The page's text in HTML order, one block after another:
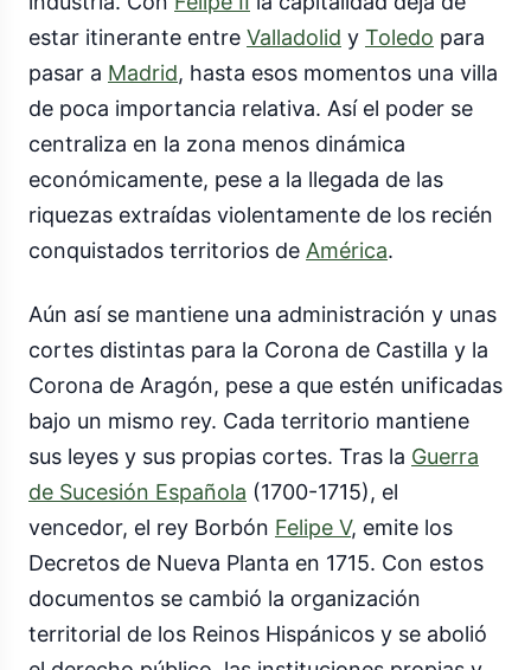
estar itinerante entre Valladolid y Toledo para
pasar a Madrid, hasta esos momentos una villa
de poca importancia relativa. Así el poder se
centraliza en la zona menos dinámica
económicamente, pese a la llegada de las
riquezas extraídas violentamente de los recién
conquistados territorios de América.
Aún así se mantiene una administración y unas
cortes distintas para la Corona de Castilla y la
Corona de Aragón, pese a que estén unificadas
bajo un mismo rey. Cada territorio mantiene
sus leyes y sus propias cortes. Tras la Guerra
de Sucesión Española (1700-1715), el
vencedor, el rey Borbón Felipe V, emite los
Decretos de Nueva Planta en 1715. Con estos
documentos se cambió la organización
territorial de los Reinos Hispánicos y se abolió